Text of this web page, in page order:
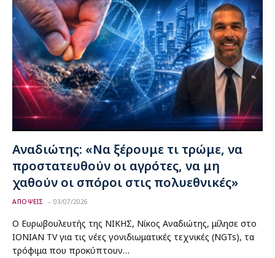
Αναδιώτης: «Να ξέρουμε τι τρώμε, να
προστατευθούν οι αγρότες, να μη
χαθούν οι σπόροι στις πολυεθνικές»
ΑΠΟΨΕΙΣ 03/07/2026
Ο Ευρωβουλευτής της ΝΙΚΗΣ, Νίκος Αναδιώτης, μίλησε στο
IONIAN TV για τις νέες γονιδιωματικές τεχνικές (NGTs), τα
τρόφιμα που προκύπτουν…